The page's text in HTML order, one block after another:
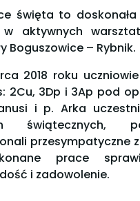
święta to
w aktywnych
Boguszowice – Rybnik.
2018 roku
2Cu, 3Dp i 3Ap pod
i p. Arka
świątecznych,
przesympatyczne
prace
i zadowolenie.